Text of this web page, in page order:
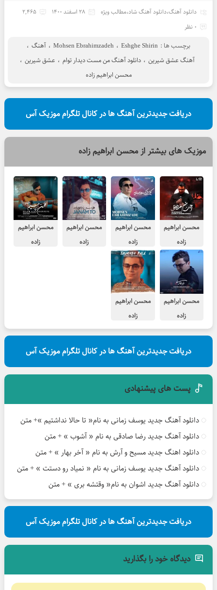
دانلود آهنگ،دانلود آهنگ شاد،مطالب ویژه 28 اسفند 1400
2,465
0 نظر
برچسب ها : Eshghe Shirin ، Mohsen Ebrahimzadeh ، آهنگ ،
آهنگ عشق شیرین ، دانلود آهنگ من مست دیدار توام ، عشق شیرین ،
محسن ابراهیم زاده
دریافت جدیدترین آهنگ ها در کانال تلگرام موزیک آس
موزیک های بیشتر ازمحسن ابراهیم زاده
محسن ابراهیم
زاده
احسان مطلق
محسن ابراهیم
زاده
کاشکی بارون
بزنه
محسن ابراهیم
زاده
محسن ابراهیم
زاده
محسن ابراهیم
زاده
غیر عادی
محسن ابراهیم
زاده
طاقچه بالا
دریافت جدیدترین آهنگ ها در کانال تلگرام موزیک آس
پست های پیشنهادی
دانلود آهنگ جدید یوسف زمانی به نام« تا حالا نداشتیم »+ متن
دانلود آهنگ جدید رضا صادقی به نام « آشوب » + متن
دانلود اهنگ جدید مسیح و آرش به نام « آخر بهار » + متن
دانلود آهنگ جدید یوسف زمانی به نام « نمیاد رو دستت » + متن
دانلود آهنگ جدید اشوان به نام« وقتشه بری » + متن
دریافت جدیدترین آهنگ ها در کانال تلگرام موزیک آس
دیدگاه خود را بگذارید